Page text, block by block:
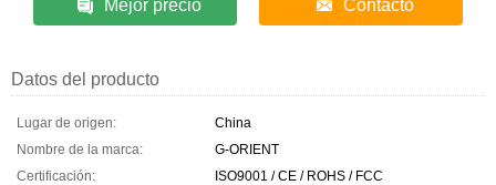
Mejor precio Contacto
Datos del producto
Lugar de origen:
China
Nombre de la marca:
G-ORIENT
Certificación:
ISO9001 / CE / ROHS / FCC